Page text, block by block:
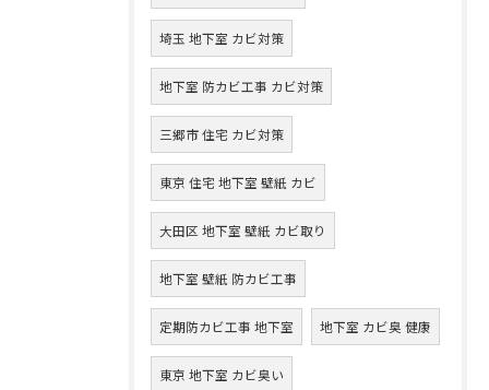
埼玉 地下室 カビ対策
地下室 防カビ工事 カビ対策
三郷市 住宅 カビ対策
東京 住宅 地下室 壁紙 カビ
大田区 地下室 壁紙 カビ取り
地下室 壁紙 防カビ工事
定期防カビ工事 地下室 地下室 カビ臭 健康
東京 地下室 カビ臭い